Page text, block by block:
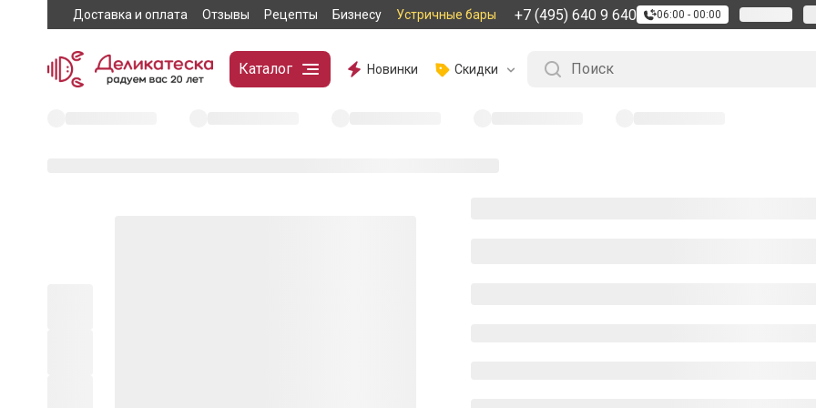
Доставка и оплата Отзывы Рецепты Бизнесу Устричные бары +7 (495) 640 9 640 06:00 - 00:00
Каталог Новинки Скидки